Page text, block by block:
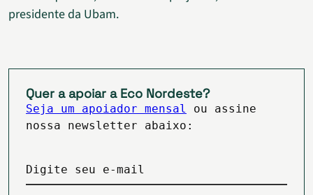
presidente da Ubam.
Quer a apoiar a Eco Nordeste?
Seja um apoiador mensal
ou assine
nossa newsletter abaixo:
Digite seu e-mail